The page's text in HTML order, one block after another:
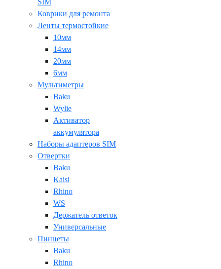
SIM
Коврики для ремонта
Ленты термостойкие
10мм
14мм
20мм
6мм
Мультиметры
Baku
Wylie
Активатор
аккумулятора
Наборы адаптеров SIM
Отвертки
Baku
Kaisi
Rhino
WS
Держатель ответок
Универсальные
Пинцеты
Baku
Rhino